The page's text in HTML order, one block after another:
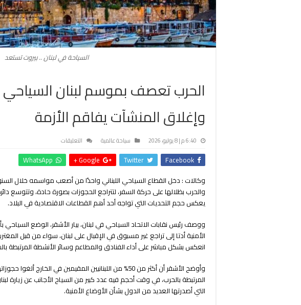
السياحة في لبنان .. بيروت تستعد
الحرب تعصف بموسم لبنان السياحي
وإغلاق المنشآت يفاقم الأزمة
6:40 م | 8 يوليو، 2026 سياحة عالمية التعليقات
تعصف
لبنان
السياحي
وإلغاء
وإغلاق
المنشآت
يفاقم
الأزمة
Facebook
Twitter
Google +
WhatsApp
وكالات : دخل القطاع السياحي اللبناني واحدًا من أصعب مواسمه خلال
والحرب بظلالها على حركة السفر، لتتراجع الحجوزات بصورة حادة، وتتوسع
يعكس حجم التحديات التي تواجه أحد أهم القطاعات الاقتصادية في البلاد.
ووصف رئيس نقابات الاتحاد السياحي في لبنان، بيار الأشقر، الوضع السياحي
الأمنية أدتا إلى تراجع غير مسبوق في الإقبال على لبنان، سواء من قبل
انعكس بشكل مباشر على أداء الفنادق والمطاعم وسائر الأنشطة المرتبطة
وأوضح الأشقر أن أكثر من 50% من اللبنانيين المقيمين في
المرتبطة بالحرب، في وقت أحجم فيه عدد كبير من السياح الأجانب عن زيارة
التي أصدرتها العديد من الدول بشأن الأوضاع الأمنية.